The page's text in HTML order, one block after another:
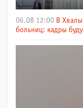
06.08 12:00 В
больниц: кадры